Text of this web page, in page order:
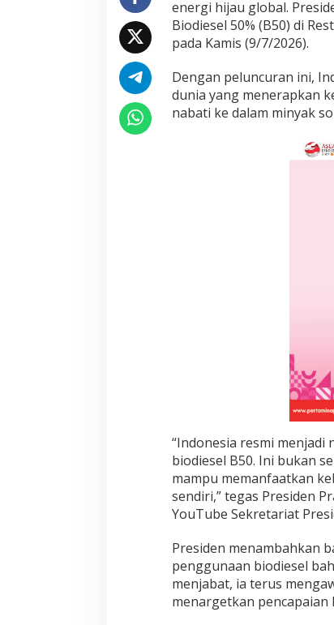
i
k
a
M
a
n
d
energi hijau global.
Biodiesel 50% (B50) di
pada Kamis (9/7/2026).
Dengan peluncuran ini,
dunia yang menerapkan
nabati ke dalam minyak
“Indonesia resmi
biodiesel B50. Ini bukan
mampu memanfaatkan
sendiri,” tegas Presiden
YouTube Sekretariat
Presiden menambahkan
penggunaan biodiesel
menjabat, ia terus
menargetkan pencapaian